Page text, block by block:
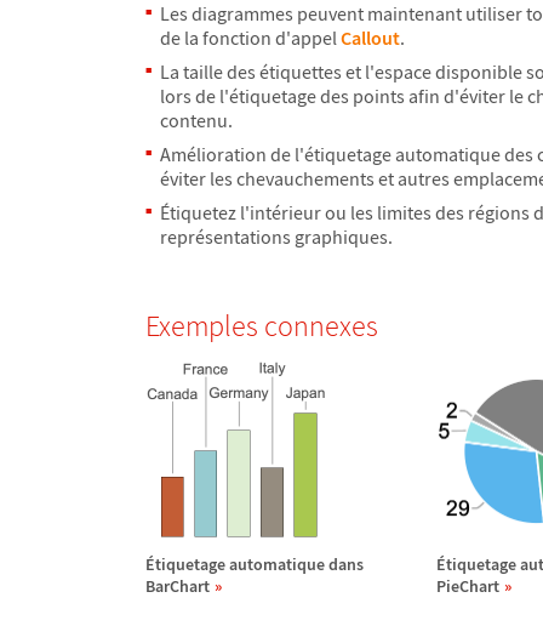
Les diagrammes peuvent maintenant utiliser
de la fonction d'appelCallout.
La taille des étiquettes et l'espace disponible
lors de l'étiquetage des points afin d'éviter le
contenu.
Amélioration de l'étiquetage automatique des
éviter les chevauchements et autres
Étiquetez l'intérieur ou les limites des régions
représentations graphiques.
Exemples connexes
Étiquetage automatique dans
BarChart
Étiquetage
PieChart